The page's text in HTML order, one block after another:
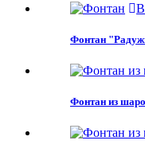
Фонтан
Фонтан из